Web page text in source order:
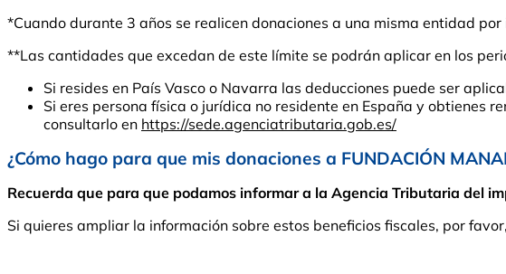
*Cuando durante 3 años se realicen donaciones a una misma entidad
**Las cantidades que excedan de este límite se podrán aplicar en los
Si resides en País Vasco o Navarra las deducciones puede ser
Si eres persona física o jurídica no residente en España y obtienes
consultarlo en https://sede.agenciatributaria.gob.es/
¿Cómo hago para que mis donaciones a FUNDACIÓN
Recuerda que para que podamos informar a la Agencia Tributaria del
Si quieres ampliar la información sobre estos beneficios fiscales, por